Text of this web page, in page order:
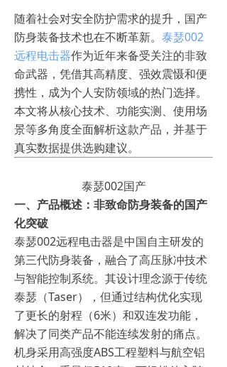
随着社会对安全防护需求的提升，国产
防身装备技术也在不断革新。 泰瑟002
远程电击器作为近年来备受关注的非致
命武器，凭借其高精度、强效震慑和便
携性，成为个人安防领域的热门选择。
本文将从核心技术、功能实测、使用场
景等多角度全面解析这款产品，并基于
真实数据提供选购建议。
泰瑟002国产
一、产品概述：非致命防身装备的国产
化突破
泰瑟002远程电击器是中国自主研发的
第三代防身装备，融合了高压脉冲技术
与智能控制系统。其设计理念源于传统
泰瑟（Taser），但通过结构优化实现
了更长的射程（6米）和双连发功能，
解决了同类产品不能连续发射的痛点。
机身采用高强度ABS工程塑料与航空铝